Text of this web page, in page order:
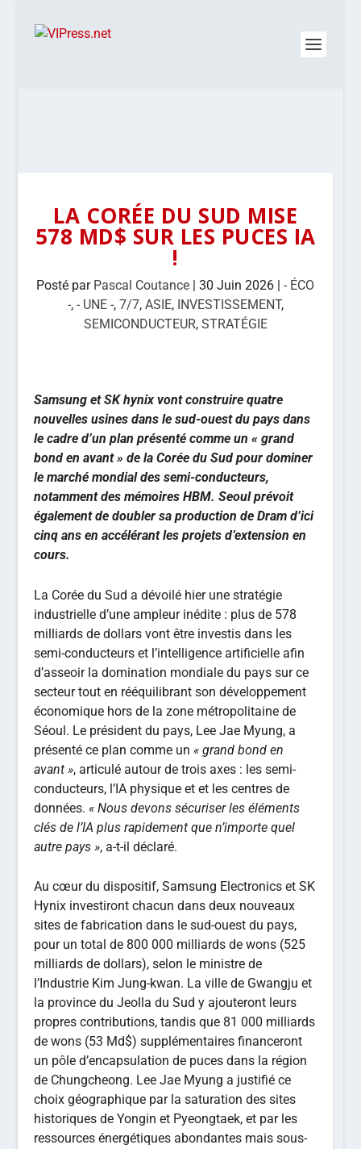
LA CORÉE DU SUD MISE
578 MD$ SUR LES PUCES IA
!
Posté par Pascal Coutance |30 Juin 2026 |- ÉCO
-, - UNE -, 7/7, ASIE, INVESTISSEMENT,
SEMICONDUCTEUR, STRATÉGIE
Samsung et SK hynix vont construire quatre
nouvelles usines dans le sud-ouest du pays dans
le cadre d’un plan présenté comme un « grand
bond en avant » de la Corée du Sud pour dominer
le marché mondial des semi-conducteurs,
notamment des mémoires HBM. Seoul prévoit
également de doubler sa production de Dram d’ici
cinq ans en accélérant les projets d’extension en
cours.
La Corée du Sud a dévoilé hier une stratégie
industrielle d’une ampleur inédite : plus de 578
milliards de dollars vont être investis dans les
semi-conducteurs et l’intelligence artificielle afin
d’asseoir la domination mondiale du pays sur ce
secteur tout en rééquilibrant son développement
économique hors de la zone métropolitaine de
Séoul. Le président du pays, Lee Jae Myung, a
présenté ce plan comme un« grand bond en
avant », articulé autour de trois axes : les semi-
conducteurs, l’IA physique et et les centres de
données. « Nous devons sécuriser les éléments
clés de l’IA plus rapidement que n’importe quel
autre pays », a-t-il déclaré.
Au cœur du dispositif, Samsung Electronics et SK
Hynix investiront chacun dans deux nouveaux
sites de fabrication dans le sud-ouest du pays,
pour un total de 800 000 milliards de wons (525
milliards de dollars), selon le ministre de
l’Industrie Kim Jung-kwan. La ville de Gwangju et
la province du Jeolla du Sud y ajouteront leurs
propres contributions, tandis que 81 000 milliards
de wons (53 Md$) supplémentaires financeront
un pôle d’encapsulation de puces dans la région
de Chungcheong. Lee Jae Myung a justifié ce
choix géographique par la saturation des sites
historiques de Yongin et Pyeongtaek, et par les
ressources énergétiques abondantes mais sous-